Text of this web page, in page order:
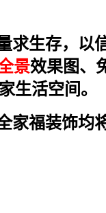
生存，以
景效果图、
生活空间。
家福装饰均